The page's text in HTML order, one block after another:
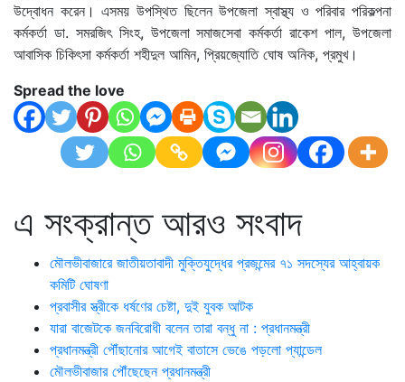
উদ্বোধন করেন। এসময় উপস্থিত ছিলেন উপজেলা স্বাস্থ্য ও পরিবার পরিকল্পনা
কর্মকর্তা ডা. সমরজিৎ সিংহ, উপজেলা সমাজসেবা কর্মকর্তা রাকেশ পাল, উপজেলা
আবাসিক চিকিৎসা কর্মকর্তা শহীদুল আমিন, প্রিয়জ্যোতি ঘোষ অনিক, প্রমুখ।
Spread the love
এ সংক্রান্ত আরও সংবাদ
মৌলভীবাজারে জাতীয়তাবাদী মুক্তিযুদ্ধের প্রজন্মের ৭১ সদস্যের আহ্বায়ক
কমিটি ঘোষণা
প্রবাসীর স্ত্রীকে ধর্ষণের চেষ্টা, দুই যুবক আটক
যারা বাজেটকে জনবিরোধী বলেন তারা বন্ধু না : প্রধানমন্ত্রী
প্রধানমন্ত্রী পৌঁছানোর আগেই বাতাসে ভেঙে পড়লো প্যান্ডেল
মৌলভীবাজার পৌঁছেছেন প্রধানমন্ত্রী